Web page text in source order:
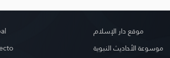
موقع دار الإسلام
موسوعة الأحاديث النبوية